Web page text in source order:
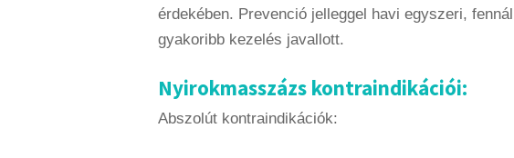
érdekében. Prevenció jelleggel havi egyszeri,
gyakoribb kezelés javallott.
Nyirokmasszázs kontraindikációi:
Abszolút kontraindikációk: